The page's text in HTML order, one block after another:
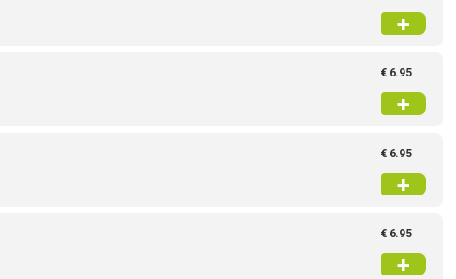
+
€ 6.95
+
€ 6.95
+
€ 6.95
+